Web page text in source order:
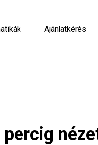
Ajánlatkérés